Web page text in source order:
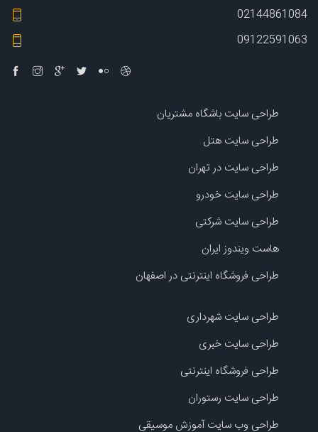
02144861084
09122591063
طراحی سایت باشگاه مشتریان
طراحی سایت هتل
طراحی سایت در تهران
طراحی سایت خودرو
طراحی سایت شرکتی
هاست ویندوز ایران
طراحی فروشگاه اینترنتی در اصفهان
طراحی سایت شهرداری
طراحی سایت خبری
طراحی فروشگاه اینترنتی
طراحی سایت رستوران
طراحی وب سایت آموزش موسیقی